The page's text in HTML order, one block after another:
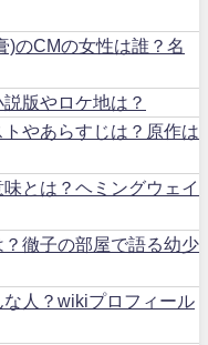
)のCMの女性は誰？名
版やロケ地は？
トやあらすじは？原作は
とは？ヘミングウェイ
徹子の部屋で語る幼少
人？wikiプロフィール